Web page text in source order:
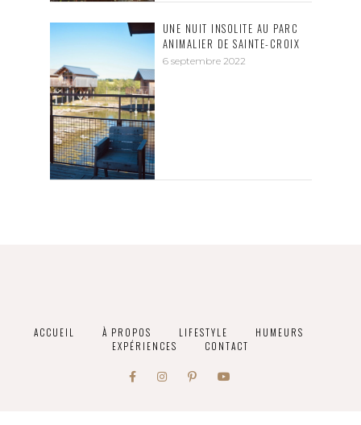
UNE NUIT INSOLITE AU PARC
ANIMALIER DE SAINTE-CROIX
6 septembre 2022
ACCUEIL À PROPOS LIFESTYLE
HUMEURS
EXPÉRIENCES
CONTACT